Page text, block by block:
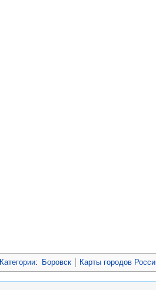
Категории: Боровск Карты городов